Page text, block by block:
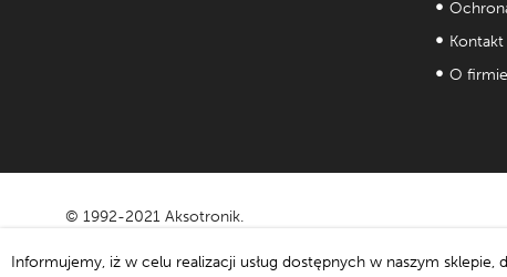
Kontakt
O firmie
© 1992-2021 Aksotronik.
Informujemy, iż w celu realizacji usług dostępnych w naszym